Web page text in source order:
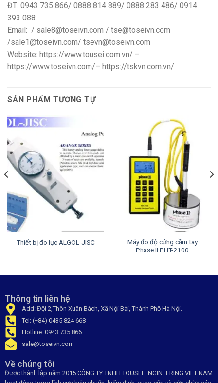
ĐT: 0943 735 866/ 0888 814 889/ 0888 283 486/ 0914
393 088
Email: / sale8@toseivn.com / tse@toseivn.com
/sale1@toseivn.com/ tsevn@toseivn.com
Website: https://www.tousei.com.vn/ –
https://www.toseivn.com/– https://tskvn.com.vn/
SẢN PHẨM TƯƠNG TỰ
Thiết bị đo lực ALGOL-JISC
Máy đo độ cứng cầm tay
Phase II PHT-2100
Thông tin liên hệ
Add: Đội 2,Thôn Xuân Bách, Xã Nội Bài, Thành Phố Hà Nội.
Tel: (+84) 0435 824 668
Hotline: 0943 735 866
sale@toseivn.com
Về chúng tôi
Được thành lập năm 2015 CÔNG TY TNHH TOUSEI ENGINEERING VIET NAM